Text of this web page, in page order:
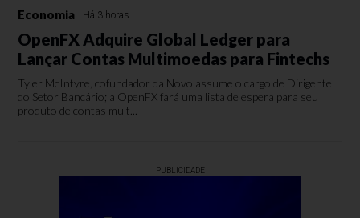
Economia Há 3 horas
OpenFX Adquire Global Ledger para
Lançar Contas Multimoedas para Fintechs
Tyler McIntyre, cofundador da Novo assume o cargo de Dirigente
do Setor Bancário; a OpenFX fará uma lista de espera para seu
produto de contas mult...
PUBLICIDADE